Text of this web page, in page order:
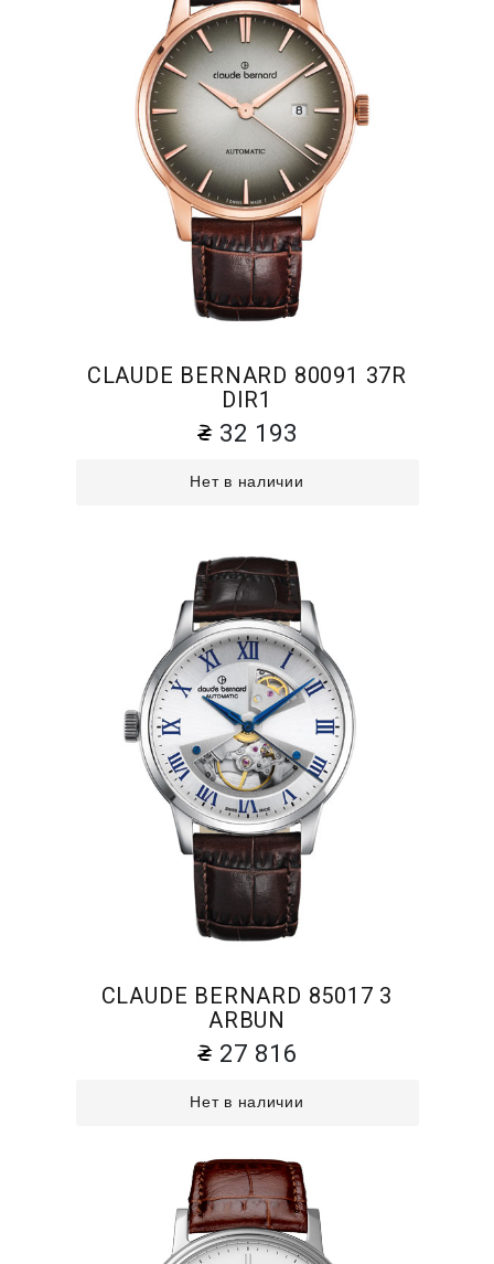
CLAUDE BERNARD 80091 37R
DIR1
32 193
Нет в наличии
CLAUDE BERNARD 85017 3
ARBUN
27 816
Нет в наличии